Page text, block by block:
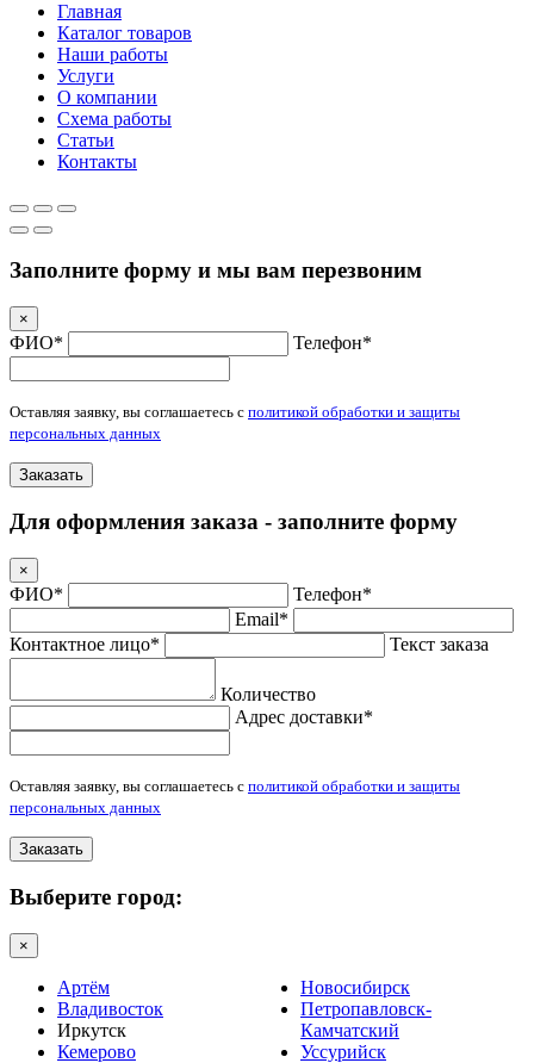
Главная
Каталог товаров
Наши работы
Услуги
О компании
Схема работы
Статьи
Контакты
Заполните форму и мы вам перезвоним
×
ФИО* Телефон*
Оставляя заявку, вы соглашаетесь с политикой обработки и защиты
персональных данных
Заказать
Для оформления заказа - заполните форму
×
ФИО*
Телефон*
Email*
Контактное лицо*
Текст заказа
Количество
Адрес доставки*
Оставляя заявку, вы соглашаетесь с политикой обработки и защиты
персональных данных
Заказать
Выберите город:
×
Артём
Владивосток
Иркутск
Кемерово
Новосибирск
Петропавловск-
Камчатский
Уссурийск